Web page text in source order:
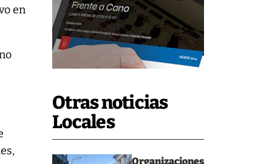
Otras noticias
Locales
Organizaciones
en